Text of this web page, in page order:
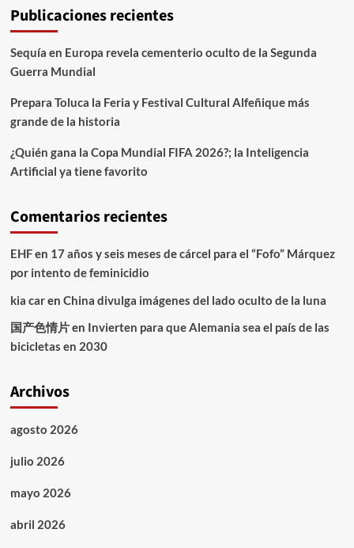
Publicaciones recientes
Sequía en Europa revela cementerio oculto de la Segunda
Guerra Mundial
Prepara Toluca la Feria y Festival Cultural Alfeñique más
grande de la historia
¿Quién gana la Copa Mundial FIFA 2026?; la Inteligencia
Artificial ya tiene favorito
Comentarios recientes
EHFen 17 años y seis meses de cárcel para el “Fofo” Márquez
por intento de feminicidio
kia caren China divulga imágenes del lado oculto de la luna
国产色情片en Invierten para que Alemania sea el país de las
bicicletas en 2030
Archivos
agosto 2026
julio 2026
mayo 2026
abril 2026